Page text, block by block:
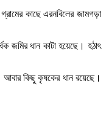
কাছে এরনবিলের জামগড়া
জমির ধান কাটা হয়েছে। হঠাৎ
আবার কিছু কৃষকের ধান রয়েছে।